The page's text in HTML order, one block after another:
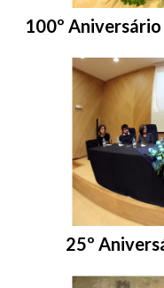
Entrar na pasta:
100º
Entrar na
25º